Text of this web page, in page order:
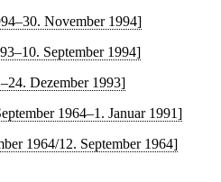
November 1994]
September 1994]
Dezember 1993]
1964–1. Januar 1991]
1964/12. September 1964]